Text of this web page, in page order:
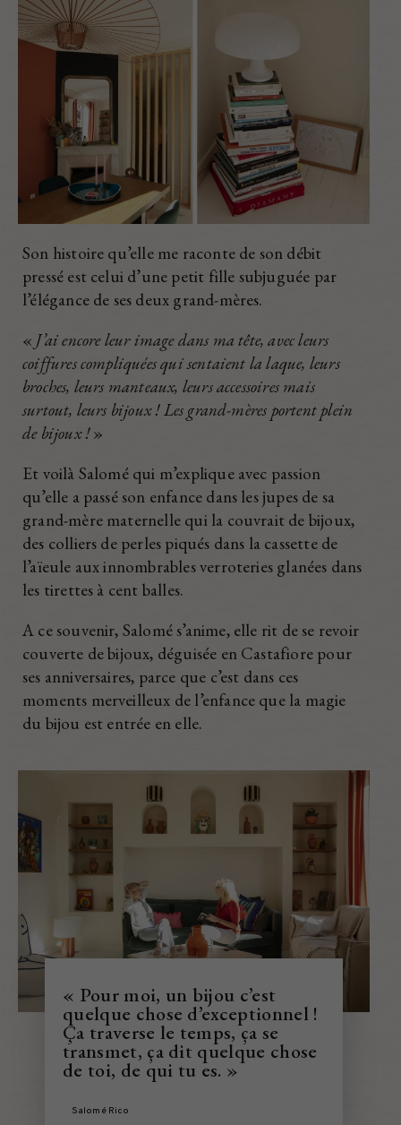
Son histoire qu’elle me raconte de son débit
pressé est celui d’une petit fille subjuguée par
l’élégance de ses deux grand-mères.
« J’ai encore leur image dans ma tête, avec leurs
coiffures compliquées qui sentaient la laque, leurs
broches, leurs manteaux, leurs accessoires mais
surtout, leurs bijoux ! Les grand-mères portent plein
de bijoux !»
Et voilà Salomé qui m’explique avec passion
qu’elle a passé son enfance dans les jupes de sa
grand-mère maternelle qui la couvrait de bijoux,
des colliers de perles piqués dans la cassette de
l’aïeule aux innombrables verroteries glanées dans
les tirettes à cent balles.
A ce souvenir, Salomé s’anime, elle rit de se revoir
couverte de bijoux, déguisée en Castafiore pour
ses anniversaires, parce que c’est dans ces
moments merveilleux de l’enfance que la magie
du bijou est entrée en elle.
« Pour moi, un bijou c’est
quelque chose d’exceptionnel !
Ça traverse le temps, ça se
transmet, ça dit quelque chose
de toi, de qui tu es. »
Salomé Rico